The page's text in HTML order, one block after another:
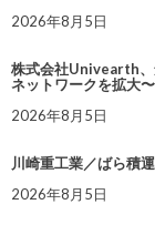
2026年8月5日
株式会社Univearth、
ネットワークを拡大〜
2026年8月5日
川崎重工業／ばら積
2026年8月5日